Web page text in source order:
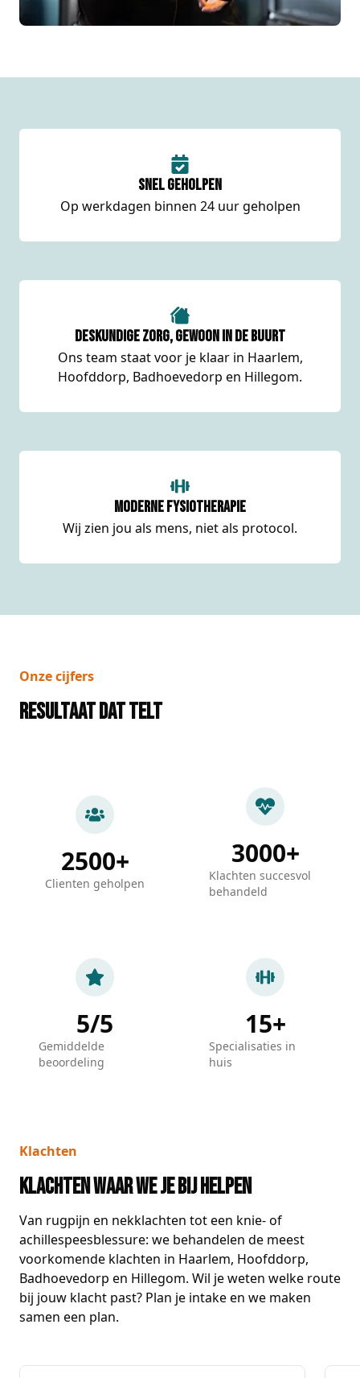
Snel geholpen
Op werkdagen binnen 24 uur geholpen
Deskundige zorg, gewoon in de buurt
Ons team staat voor je klaar in Haarlem,
Hoofddorp, Badhoevedorp en Hillegom.
Moderne fysiotherapie
Wij zien jou als mens, niet als protocol.
Onze cijfers
Resultaat dat telt
2500+
Clienten geholpen
3000+
Klachten succesvol
behandeld
5/5
Gemiddelde
beoordeling
15+
Specialisaties in
huis
Klachten
Klachten waar we je bij helpen
Van rugpijn en nekklachten tot een knie- of
achillespeesblessure: we behandelen de meest
voorkomende klachten in Haarlem, Hoofddorp,
Badhoevedorp en Hillegom. Wil je weten welke route
bij jouw klacht past? Plan je intake en we maken
samen een plan.